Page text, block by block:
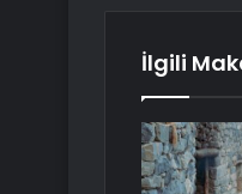
İlgili